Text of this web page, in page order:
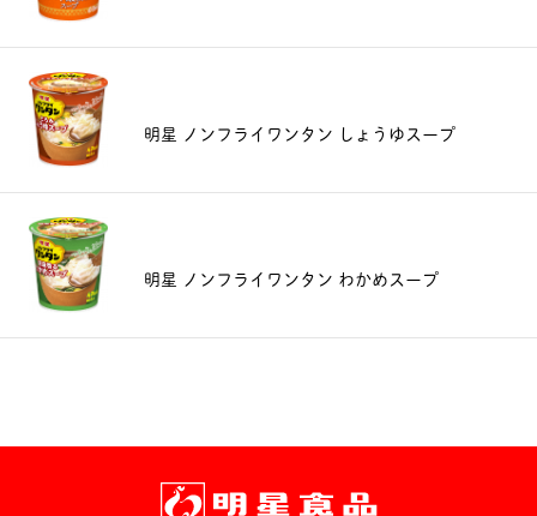
明星 ノンフライワンタン しょうゆスープ
明星 ノンフライワンタン わかめスープ